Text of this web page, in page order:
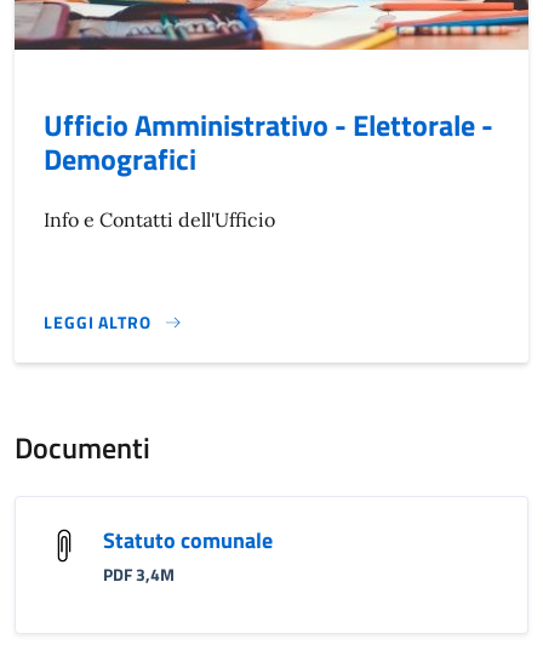
Ufficio Amministrativo - Elettorale -
Demografici
Info e Contatti dell'Ufficio
LEGGI ALTRO
}
Documenti
Statuto comunale
PDF 3,4M